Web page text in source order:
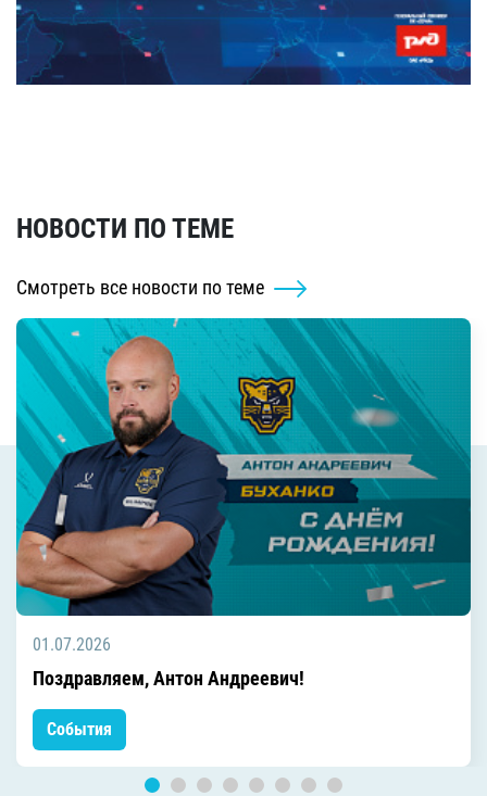
НОВОСТИ ПО ТЕМЕ
Смотреть все новости по теме
01.07.2026
Поздравляем, Антон Андреевич!
События